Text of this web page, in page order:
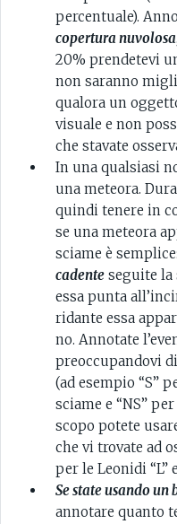
percentuale).
copertura nuvolosa
20% prendetevi
non saranno
qualora un
visuale e non
che stavate
In una qualsiasi
una meteora.
quindi tenere in
se una meteora
sciame è semplice:
cadente seguite la
essa punta
ridante essa
no. Annotate
preoccupandovi
(ad esempio “S”
sciame e “NS”
scopo potete
che vi trovate ad
per le Leonidi “L”
Se state usando un
annotare quanto